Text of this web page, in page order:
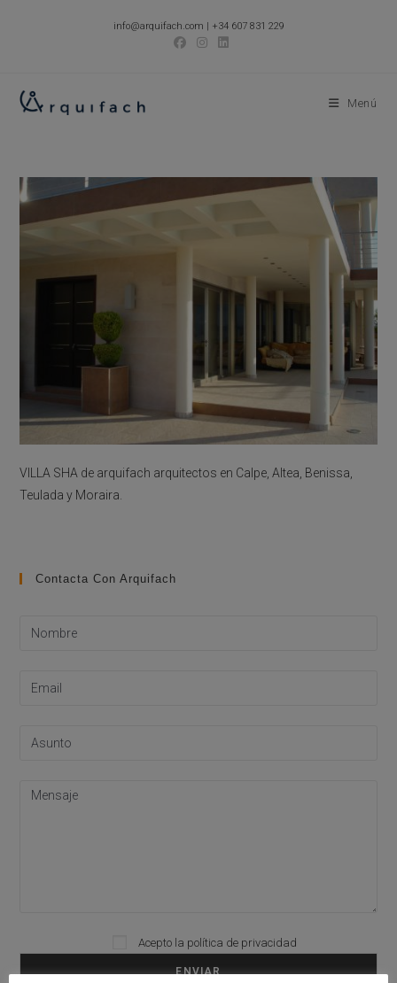
info@arquifach.com | +34 607 831 229
Menú
VILLA SHA de arquifach arquitectos en Calpe, Altea, Benissa,
Teulada y Moraira.
Contacta Con Arquifach
Please leave this field empty.
Acepto la política de privacidad